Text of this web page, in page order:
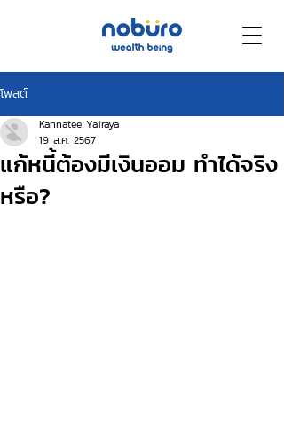
โพสต์
แก้หนี้ต้องมีเงินออม ทำได้จริง
หรือ?
Kannatee Yairaya
19 ส.ค. 2567